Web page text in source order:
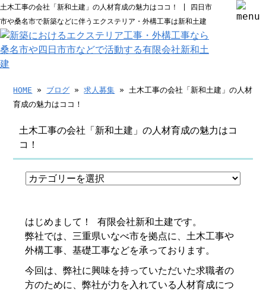
土木工事の会社「新和土建」の人材育成の魅力はココ！ | 四日市
市や桑名市で新築などに伴うエクステリア・外構工事は新和土建
HOME » ブログ »求人募集 » 土木工事の会社「新和土建」の人材
育成の魅力はココ！
土木工事の会社「新和土建」の人材育成の魅力はコ
コ！
はじめまして！ 有限会社新和土建です。
弊社では、三重県いなべ市を拠点に、土木工事や
外構工事、基礎工事などを承っております。
今回は、弊社に興味を持っていただいた求職者の
方のために、弊社が力を入れている人材育成につ